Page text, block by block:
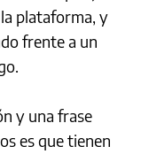
plataforma, y
frente a un
y una frase
es que tienen